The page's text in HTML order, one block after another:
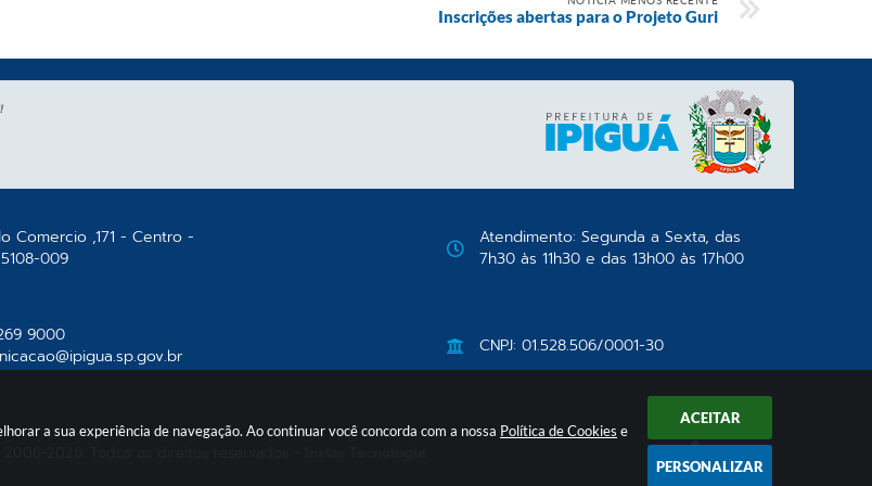
a sua experiência de navegação. Ao continuar você concorda com a nossa Política de Cookies e
ACEITAR
PERSONALIZAR
Inscrições abertas para o Projeto Guri
Comercio ,171 - Centro -
009
Atendimento: Segunda a Sexta, das
7h30 às 11h30 e das 13h00 às 17h00
9000
CNPJ: 01.528.506/0001-30